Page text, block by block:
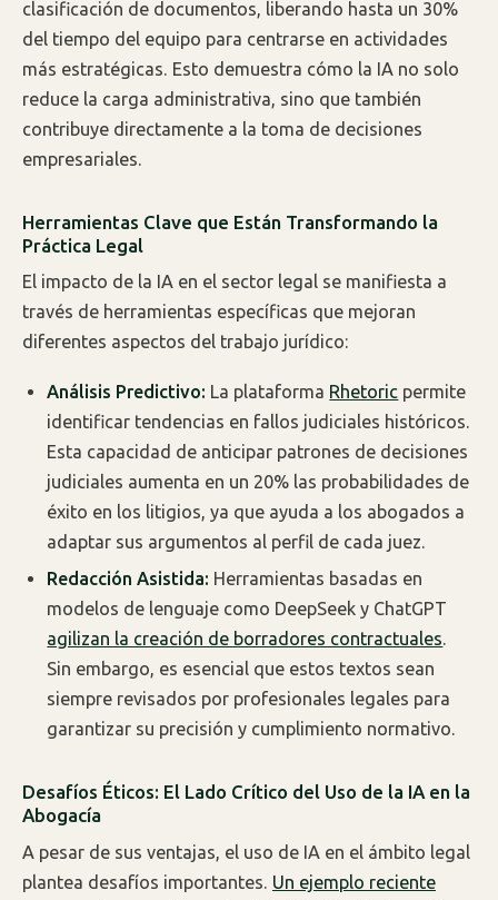
clasificación de documentos, liberando hasta un 30%
del tiempo del equipo para centrarse en actividades
más estratégicas. Esto demuestra cómo la IA no solo
reduce la carga administrativa, sino que también
contribuye directamente a la toma de decisiones
empresariales.
Herramientas Clave que Están Transformando la
Práctica Legal
El impacto de la IA en el sector legal se manifiesta a
través de herramientas específicas que mejoran
diferentes aspectos del trabajo jurídico:
Análisis Predictivo: La plataforma Rhetoric permite
identificar tendencias en fallos judiciales históricos.
Esta capacidad de anticipar patrones de decisiones
judiciales aumenta en un 20% las probabilidades de
éxito en los litigios, ya que ayuda a los abogados a
adaptar sus argumentos al perfil de cada juez.
Redacción Asistida: Herramientas basadas en
modelos de lenguaje como DeepSeek y ChatGPT
agilizan la creación de borradores contractuales.
Sin embargo, es esencial que estos textos sean
siempre revisados por profesionales legales para
garantizar su precisión y cumplimiento normativo.
Desafíos Éticos: El Lado Crítico del Uso de la IA en la
Abogacía
A pesar de sus ventajas, el uso de IA en el ámbito legal
plantea desafíos importantes. Un ejemplo reciente